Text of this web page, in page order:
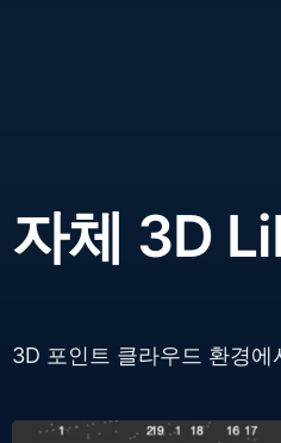
자체 3D
3D 포인트 클라우드 환경